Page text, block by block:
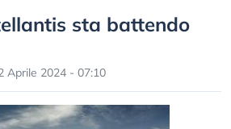
sta battendo
Aprile 2024 - 07:10